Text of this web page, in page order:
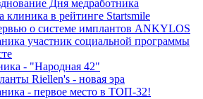
Дня медработника
клиника в рейтинге Startsmile
о системе имплантов ANKYLOS
участник социальной программы
- "Народная 42"
Riellen's - новая эра
- первое место в ТОП-32!